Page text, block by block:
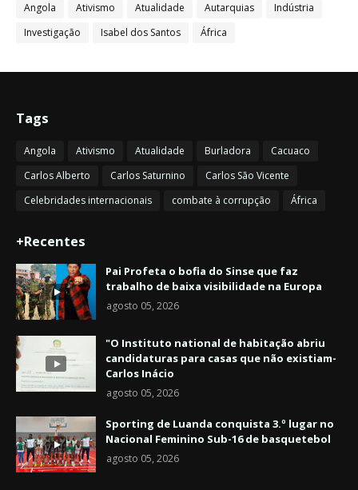
Angola Ativismo Atualidade Autarquias
Indústria
Investigação
Isabel dos Santos África
Tags
Angola Ativismo Atualidade Burladora
Cacuaco
Carlos Alberto
Carlos Saturnino
Carlos São Vicente
Celebridades internacionais
combate à corrupção África
+Recentes
Pai Profeta o bofia do Sinse que faz
trabalho de baixa visibilidade na Europa
agosto 05, 2026
"O Instituto national de habitação abriu
candidaturas para casas que não existiam-
Carlos Inácio
agosto 05, 2026
Sporting de Luanda conquista 3.º lugar no
Nacional Feminino Sub-16 de basquetebol
agosto 05, 2026